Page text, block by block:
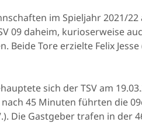
im Spieljahr 2021/
09 daheim, kurioserweise
Beide Tore erzielte Felix
sich der TSV am
45 Minuten führten die
Die Gastgeber trafen in der